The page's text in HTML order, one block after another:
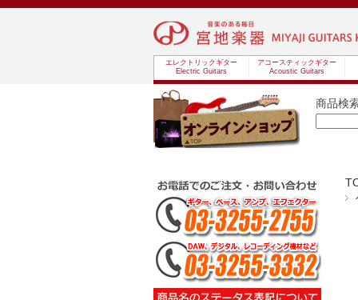
エレクトリックギター
Electric Guitars
アコースティックギター
Acoustic Guitars
商品検